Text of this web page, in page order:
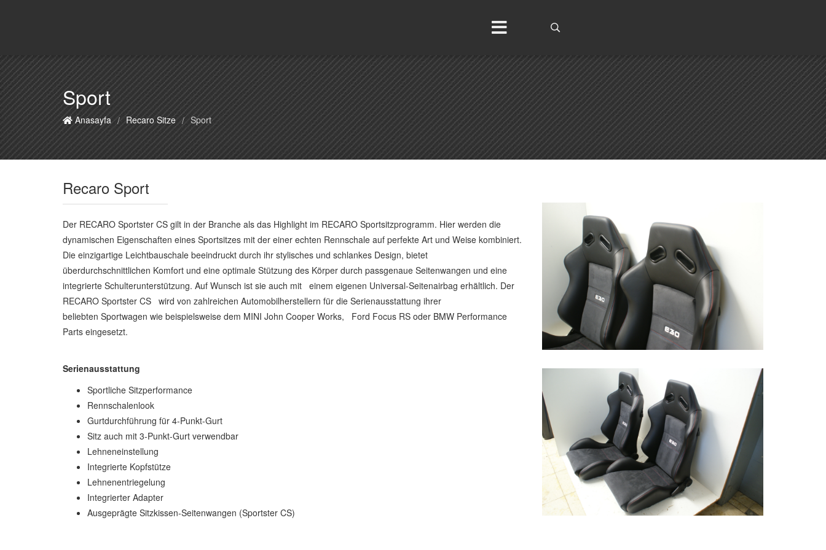
Sport
Anasayfa / Recaro Sitze / Sport
Recaro Sport
Der RECARO Sportster CS gilt in der Branche als das Highlight im RECARO Sportsitzprogramm. Hier werden die
dynamischen Eigenschaften eines Sportsitzes mit der einer echten Rennschale auf perfekte Art und Weise kombiniert.
Die einzigartige Leichtbauschale beeindruckt durch ihr stylisches und schlankes Design, bietet
überdurchschnittlichen Komfort und eine optimale Stützung des Körper durch passgenaue Seitenwangen und eine
integrierte Schulterunterstützung. Auf Wunsch ist sie auch mit einem eigenen Universal-Seitenairbag erhältlich. Der
RECARO Sportster CS wird von zahlreichen Automobilherstellern für die Serienausstattung ihrer
beliebten Sportwagen wie beispielsweise dem MINI John Cooper Works, Ford Focus RS oder BMW Performance
Parts eingesetzt.
Serienausstattung
Sportliche Sitzperformance
Rennschalenlook
Gurtdurchführung für 4-Punkt-Gurt
Sitz auch mit 3-Punkt-Gurt verwendbar
Lehneneinstellung
Integrierte Kopfstütze
Lehnenentriegelung
Integrierter Adapter
Ausgeprägte Sitzkissen-Seitenwangen (Sportster CS)